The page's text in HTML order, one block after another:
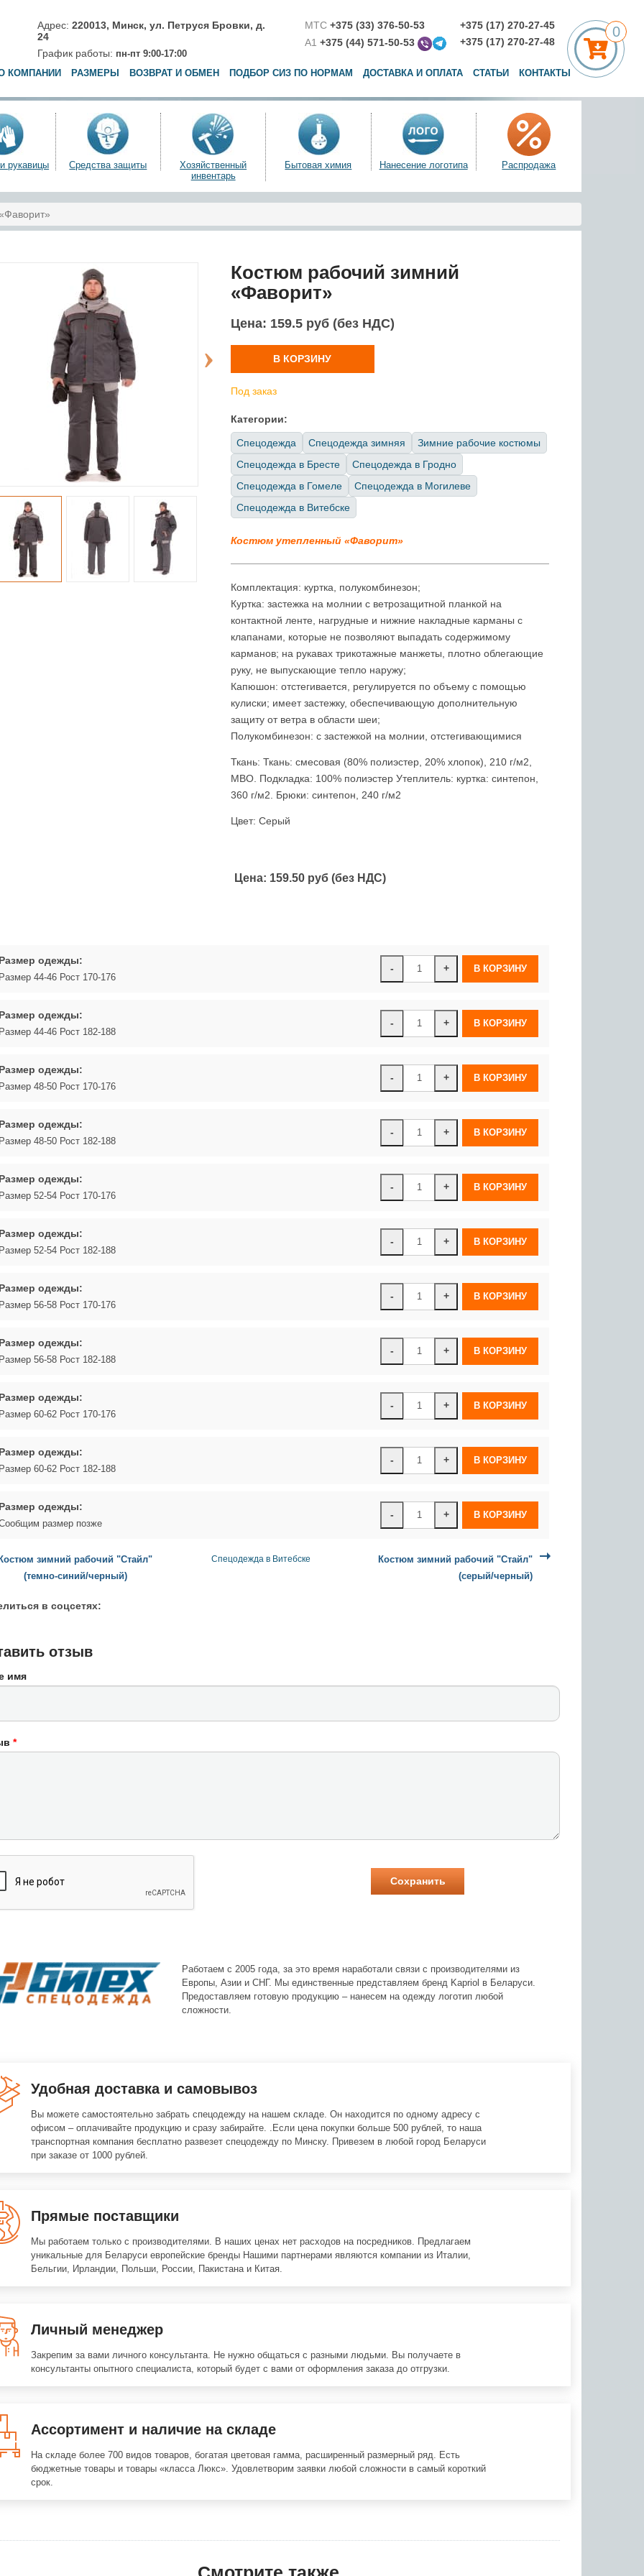
Адрес: 220013, Минск, ул. Петруся Бровки, д.
24
График работы: пн-пт 9:00-17:00
МТС +375 (33) 376-50-53
A1 +375 (44) 571-50-53
+375 (17) 270-27-45
+375 (17) 270-27-48
КОМПАНИИ РАЗМЕРЫ ВОЗВРАТ И ОБМЕН ПОДБОР СИЗ ПО НОРМАМ ДОСТАВКА И ОПЛАТА СТАТЬИ КОНТАКТЫ
рукавицы Средства защиты
Хозяйственный
инвентарь
Бытовая химия Нанесение логотипа Распродажа
Костюм рабочий зимний
«Фаворит»
Цена: 159.5 руб (без НДС)
В КОРЗИНУ
Под заказ
Категории:
Спецодежда Спецодежда зимняя
Зимние рабочие костюмы
Спецодежда в Бресте
Спецодежда в Гродно
Спецодежда в Гомеле
Спецодежда в Могилеве
Спецодежда в Витебске
Костюм утепленный «Фаворит»
Комплектация: куртка, полукомбинезон;
Куртка: застежка на молнии с ветрозащитной планкой на
контактной ленте, нагрудные и нижние накладные карманы с
клапанами, которые не позволяют выпадать содержимому
карманов; на рукавах трикотажные манжеты, плотно облегающие
руку, не выпускающие тепло наружу;
Капюшон: отстегивается, регулируется по объему с помощью
кулиски; имеет застежку, обеспечивающую дополнительную
защиту от ветра в области шеи;
Полукомбинезон: с застежкой на молнии, отстегивающимися
Ткань: Ткань: смесовая (80% полиэстер, 20% хлопок), 210 г/м2,
МВО. Подкладка: 100% полиэстер Утеплитель: куртка: синтепон,
360 г/м2. Брюки: синтепон, 240 г/м2
Цвет: Серый
Цена: 159.50 руб (без НДС)
- +
одежды:
44-46 Рост 170-176
- +
одежды:
44-46 Рост 182-188
- +
одежды:
48-50 Рост 170-176
- +
одежды:
48-50 Рост 182-188
- +
одежды:
52-54 Рост 170-176
- +
одежды:
52-54 Рост 182-188
- +
одежды:
56-58 Рост 170-176
- +
одежды:
56-58 Рост 182-188
- +
одежды:
60-62 Рост 170-176
- +
одежды:
60-62 Рост 182-188
- +
одежды:
размер позже
зимний рабочий "Стайл"
(темно-синий/черный)
Спецодежда в Витебске
Костюм зимний рабочий "Стайл"
(серый/черный)
в соцсетях:
отзыв
имя
*
Работаем с 2005 года, за это время наработали связи с производителями из
Европы, Азии и СНГ. Мы единственные представляем бренд Kapriol в Беларуси.
Предоставляем готовую продукцию – нанесем на одежду логотип любой
сложности.
Удобная доставка и самовывоз
Вы можете самостоятельно забрать спецодежду на нашем складе. Он находится по одному адресу с
офисом – оплачивайте продукцию и сразу забирайте. .Если цена покупки больше 500 рублей, то наша
транспортная компания бесплатно развезет спецодежду по Минску. Привезем в любой город Беларуси
при заказе от 1000 рублей.
Прямые поставщики
Мы работаем только с производителями. В наших ценах нет расходов на посредников. Предлагаем
уникальные для Беларуси европейские бренды Нашими партнерами являются компании из Италии,
Бельгии, Ирландии, Польши, России, Пакистана и Китая.
Личный менеджер
Закрепим за вами личного консультанта. Не нужно общаться с разными людьми. Вы получаете в
консультанты опытного специалиста, который будет с вами от оформления заказа до отгрузки.
Ассортимент и наличие на складе
На складе более 700 видов товаров, богатая цветовая гамма, расширенный размерный ряд. Есть
бюджетные товары и товары «класса Люкс». Удовлетворим заявки любой сложности в самый короткий
срок.
0